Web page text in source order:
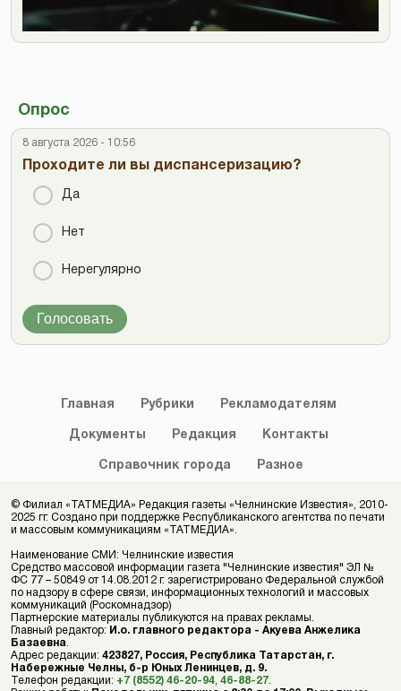
Опрос
8 августа 2026 - 10:56
Проходите ли вы диспансеризацию?
Да
Нет
Нерегулярно
Голосовать
Главная Рубрики Рекламодателям
Документы Редакция Контакты
Справочник города Разное
© Филиал «ТАТМЕДИА» Редакция газеты «Челнинские Известия», 2010-
2025 гг. Создано при поддержке Республиканского агентства по печати
и массовым коммуникациям «ТАТМЕДИА».
Наименование СМИ: Челнинские известия
Средство массовой информации газета "Челнинские известия" ЭЛ №
ФС 77 – 50849 от 14.08.2012 г. зарегистрировано Федеральной службой
по надзору в сфере связи, информационных технологий и массовых
коммуникаций (Роскомнадзор)
Партнерские материалы публикуются на правах рекламы.
Главный редактор: И.о. главного редактора - Акуева Анжелика
Базаевна
Адрес редакции: 423827, Россия, Республика Татарстан, г.
Набережные Челны, б-р Юных Ленинцев, д. 9.
Телефон редакции: +7 (8552) 46-20-94 46-88-27